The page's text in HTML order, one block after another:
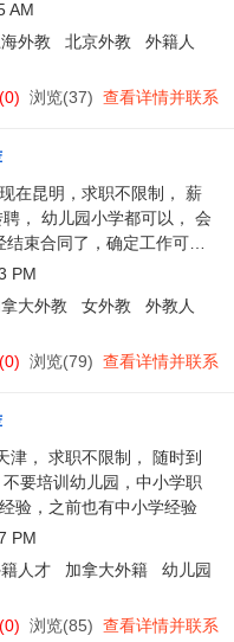
AM
海外教 北京外教
外籍人
浏览(37) 查看详情并联系
在昆明，求职不限制， 薪
， 幼儿园小学都可以， 会
束合同了，确定工作可以
PM
大外教 女外教
外教人
浏览(79) 查看详情并联系
津， 求职不限制， 随时到
要培训幼儿园，中小学职
验，之前也有中小学经验
PM
人才 加拿大外籍
幼儿园
浏览(85) 查看详情并联系